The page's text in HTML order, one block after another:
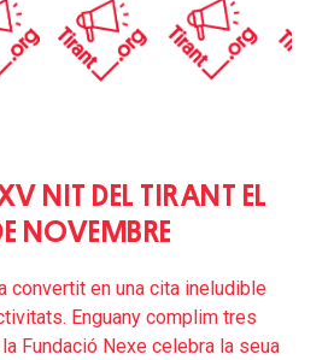
NIT DEL TIRANT EL
NOVEMBRE
convertit en una cita ineludible
Enguany complim tres
Fundació Nexe celebra la seua